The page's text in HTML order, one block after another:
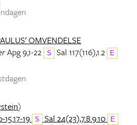
OMVENDELSE
Apg 9,1-22 S Sal 117(116),1.2 E
)
19 S Sal 24(23),7.8.9.10 E